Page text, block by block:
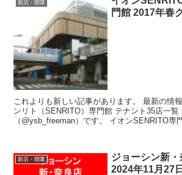
新店・開業
門館 2017年春
これよりも新しい記事があります。 最新の情報はコチラ～ イオンセ
ンリト（SENRITO）専門館 テナント35店一覧 Ｙさま
（@ysb_freeman）です。 イオン
新店・開業
ジョーシン新・
2024年11月27